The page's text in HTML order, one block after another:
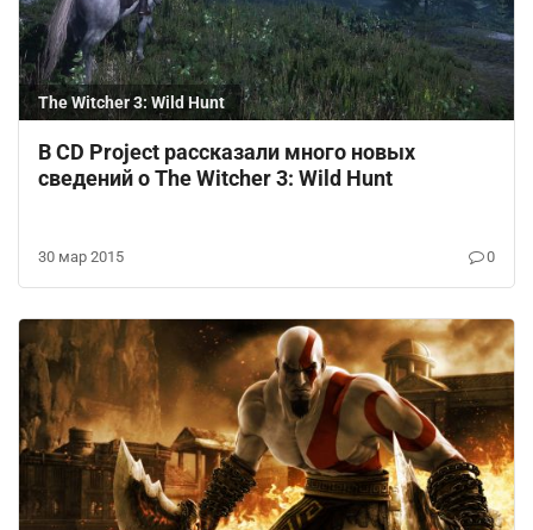
The Witcher 3: Wild Hunt
В CD Project рассказали много новых
сведений о The Witcher 3: Wild Hunt
30 мар 2015 0